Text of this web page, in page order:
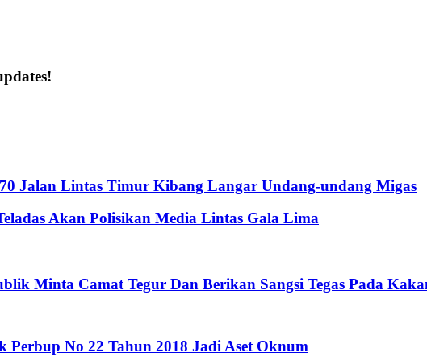
Jalan Lintas Timur Kibang Langar Undang-undang Migas
Akan Polisikan Media Lintas Gala Lima
Minta Camat Tegur Dan Berikan Sangsi Tegas Pada
No 22 Tahun 2018 Jadi Aset Oknum